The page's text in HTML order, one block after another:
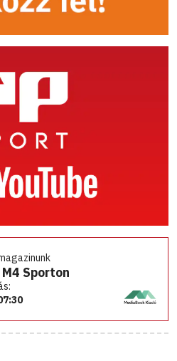
Sporton